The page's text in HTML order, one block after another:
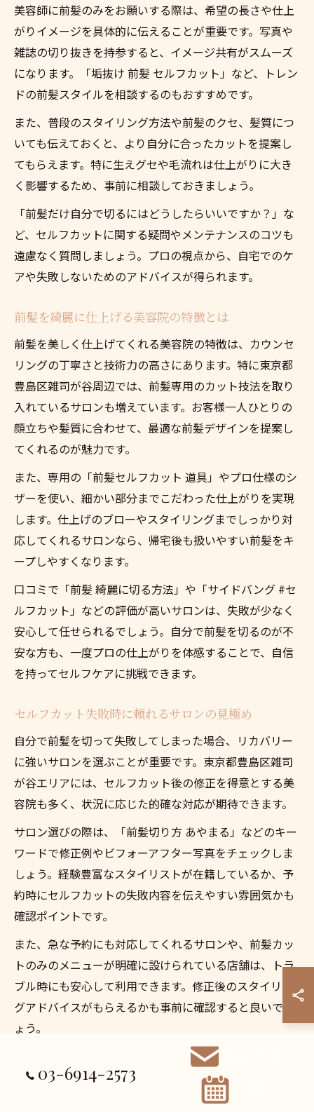
美容師に前髪のみをお願いする際は、希望の長さや仕上
がりイメージを具体的に伝えることが重要です。写真や
雑誌の切り抜きを持参すると、イメージ共有がスムーズ
になります。「垢抜け 前髪 セルフカット」など、トレン
ドの前髪スタイルを相談するのもおすすめです。
また、普段のスタイリング方法や前髪のクセ、髪質につ
いても伝えておくと、より自分に合ったカットを提案し
てもらえます。特に生えグセや毛流れは仕上がりに大き
く影響するため、事前に相談しておきましょう。
「前髪だけ自分で切るにはどうしたらいいですか？」な
ど、セルフカットに関する疑問やメンテナンスのコツも
遠慮なく質問しましょう。プロの視点から、自宅でのケ
アや失敗しないためのアドバイスが得られます。
前髪を綺麗に仕上げる美容院の特徴とは
前髪を美しく仕上げてくれる美容院の特徴は、カウンセ
リングの丁寧さと技術力の高さにあります。特に東京都
豊島区雑司が谷周辺では、前髪専用のカット技法を取り
入れているサロンも増えています。お客様一人ひとりの
顔立ちや髪質に合わせて、最適な前髪デザインを提案し
てくれるのが魅力です。
また、専用の「前髪セルフカット 道具」やプロ仕様のシ
ザーを使い、細かい部分までこだわった仕上がりを実現
します。仕上げのブローやスタイリングまでしっかり対
応してくれるサロンなら、帰宅後も扱いやすい前髪をキ
ープしやすくなります。
口コミで「前髪 綺麗に切る方法」や「サイドバング #セ
ルフカット」などの評価が高いサロンは、失敗が少なく
安心して任せられるでしょう。自分で前髪を切るのが不
安な方も、一度プロの仕上がりを体感することで、自信
を持ってセルフケアに挑戦できます。
セルフカット失敗時に頼れるサロンの見極め
自分で前髪を切って失敗してしまった場合、リカバリー
に強いサロンを選ぶことが重要です。東京都豊島区雑司
が谷エリアには、セルフカット後の修正を得意とする美
容院も多く、状況に応じた的確な対応が期待できます。
サロン選びの際は、「前髪切り方 あやまる」などのキー
ワードで修正例やビフォーアフター写真をチェックしま
しょう。経験豊富なスタイリストが在籍しているか、予
約時にセルフカットの失敗内容を伝えやすい雰囲気かも
確認ポイントです。
また、急な予約にも対応してくれるサロンや、前髪カッ
トのみのメニューが明確に設けられている店舗は、トラ
ブル時にも安心して利用できます。修正後のスタイリン
グアドバイスがもらえるかも事前に確認すると良いでし
ょう。
前髪カットで失敗しないための予約時注意点
前髪カットの予約時には、カット内容や希望スタイルを
03-6914-2573